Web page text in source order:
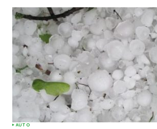
Submit Comment
AUTO